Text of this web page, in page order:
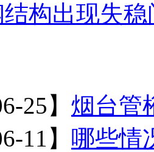
构出现失
25】 烟台管
11】 哪些情